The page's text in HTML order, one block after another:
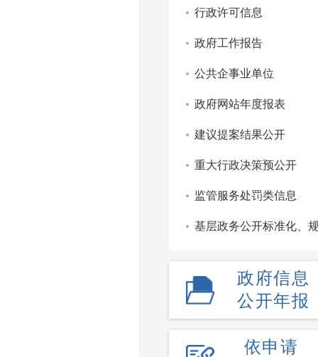
行政许可信息
政府工作报告
公共企事业单位
政府网站年度报表
建议提案结果公开
重大行政决策预公开
监管服务处罚类信息
基层政务公开标准化、
政府信息
公开年报
依申请